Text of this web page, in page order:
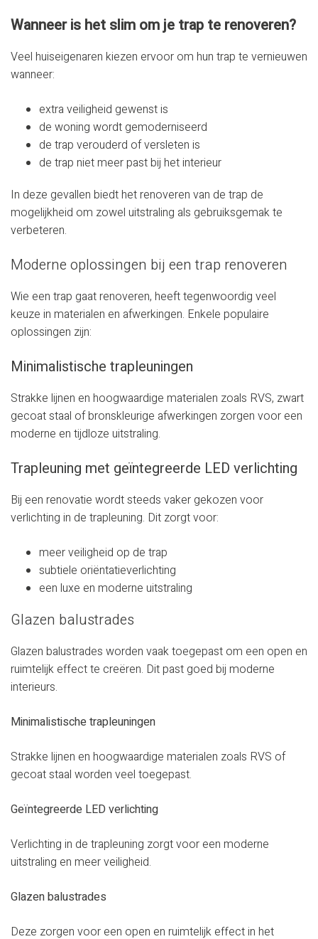
Wanneer is het slim om je trap te renoveren?
Veel huiseigenaren kiezen ervoor om hun trap te vernieuwen
wanneer:
extra veiligheid gewenst is
de woning wordt gemoderniseerd
de trap verouderd of versleten is
de trap niet meer past bij het interieur
In deze gevallen biedt het renoveren van de trap de
mogelijkheid om zowel uitstraling als gebruiksgemak te
verbeteren.
Moderne oplossingen bij een trap renoveren
Wie een trap gaat renoveren, heeft tegenwoordig veel
keuze in materialen en afwerkingen. Enkele populaire
oplossingen zijn:
Minimalistische trapleuningen
Strakke lijnen en hoogwaardige materialen zoals RVS, zwart
gecoat staal of bronskleurige afwerkingen zorgen voor een
moderne en tijdloze uitstraling.
Trapleuning met geïntegreerde LED verlichting
Bij een renovatie wordt steeds vaker gekozen voor
verlichting in de trapleuning. Dit zorgt voor:
meer veiligheid op de trap
subtiele oriëntatieverlichting
een luxe en moderne uitstraling
Glazen balustrades
Glazen balustrades worden vaak toegepast om een open en
ruimtelijk effect te creëren. Dit past goed bij moderne
interieurs.
Minimalistische trapleuningen
Strakke lijnen en hoogwaardige materialen zoals RVS of
gecoat staal worden veel toegepast.
Geïntegreerde LED verlichting
Verlichting in de trapleuning zorgt voor een moderne
uitstraling en meer veiligheid.
Glazen balustrades
Deze zorgen voor een open en ruimtelijk effect in het